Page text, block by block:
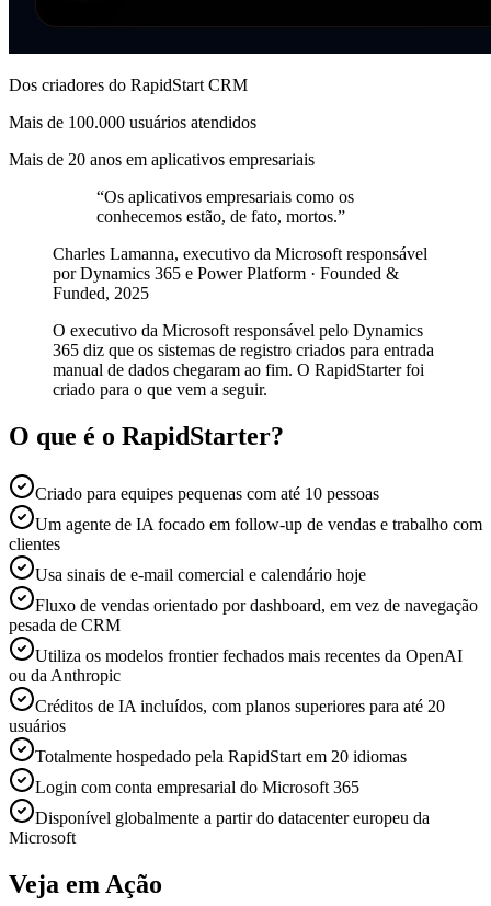
Dos criadores do RapidStart CRM
Mais de 100.000 usuários atendidos
Mais de 20 anos em aplicativos empresariais
“Os aplicativos empresariais como os
conhecemos estão, de fato, mortos.”
Charles Lamanna, executivo da Microsoft responsável
por Dynamics 365 e Power Platform · Founded &
Funded, 2025
O executivo da Microsoft responsável pelo Dynamics
365 diz que os sistemas de registro criados para entrada
manual de dados chegaram ao fim. O RapidStarter foi
criado para o que vem a seguir.
O que é o RapidStarter?
Criado para equipes pequenas com até 10 pessoas
Um agente de IA focado em follow-up de vendas e trabalho com
clientes
Usa sinais de e-mail comercial e calendário hoje
Fluxo de vendas orientado por dashboard, em vez de navegação
pesada de CRM
Utiliza os modelos frontier fechados mais recentes da OpenAI
ou da Anthropic
Créditos de IA incluídos, com planos superiores para até 20
usuários
Totalmente hospedado pela RapidStart em 20 idiomas
Login com conta empresarial do Microsoft 365
Disponível globalmente a partir do datacenter europeu da
Microsoft
Veja em Ação